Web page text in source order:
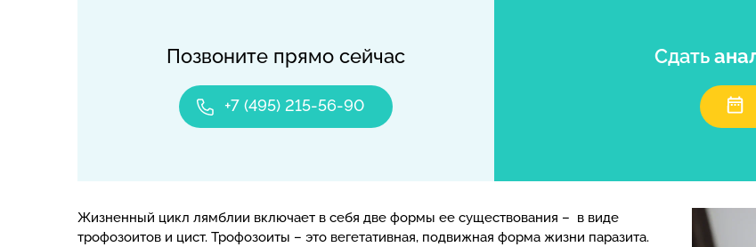
Позвоните прямо сейчас
+7 (495) 215-56-90
Сдать
Жизненный цикл лямблии включает в себя две формы ее существования – в виде
трофозоитов и цист. Трофозоиты – это вегетативная, подвижная форма жизни паразита.